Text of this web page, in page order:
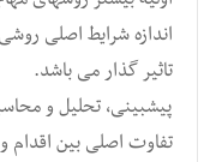
اندازه شرایط اصلی
تاثیر گذار می باشد.
پیشبینی, تحلیل و
تفاوت اصلی بین اقدام